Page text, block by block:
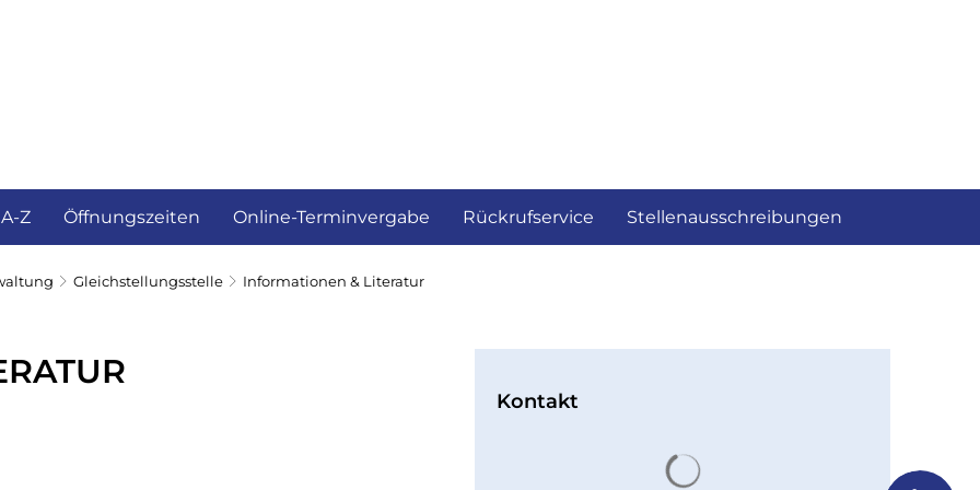
Z Öffnungszeiten Online-Terminvergabe Rückrufservice Stellenausschreibungen
Gleichstellungsstelle Informationen & Literatur
Kontakt